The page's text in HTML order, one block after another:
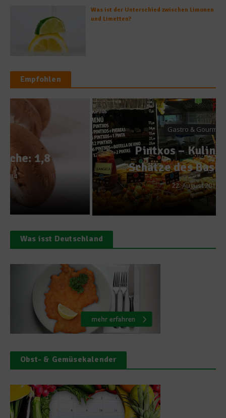
Was ist der Unterschied zwischen Limonen
und Limetten?
Empfohlen
Gastro & Gourmet
Pintxos – Kulinarische
Schätze des Baskenlands
22. August 2018
Was isst Deutschland
Obst- & Gemüsekalender